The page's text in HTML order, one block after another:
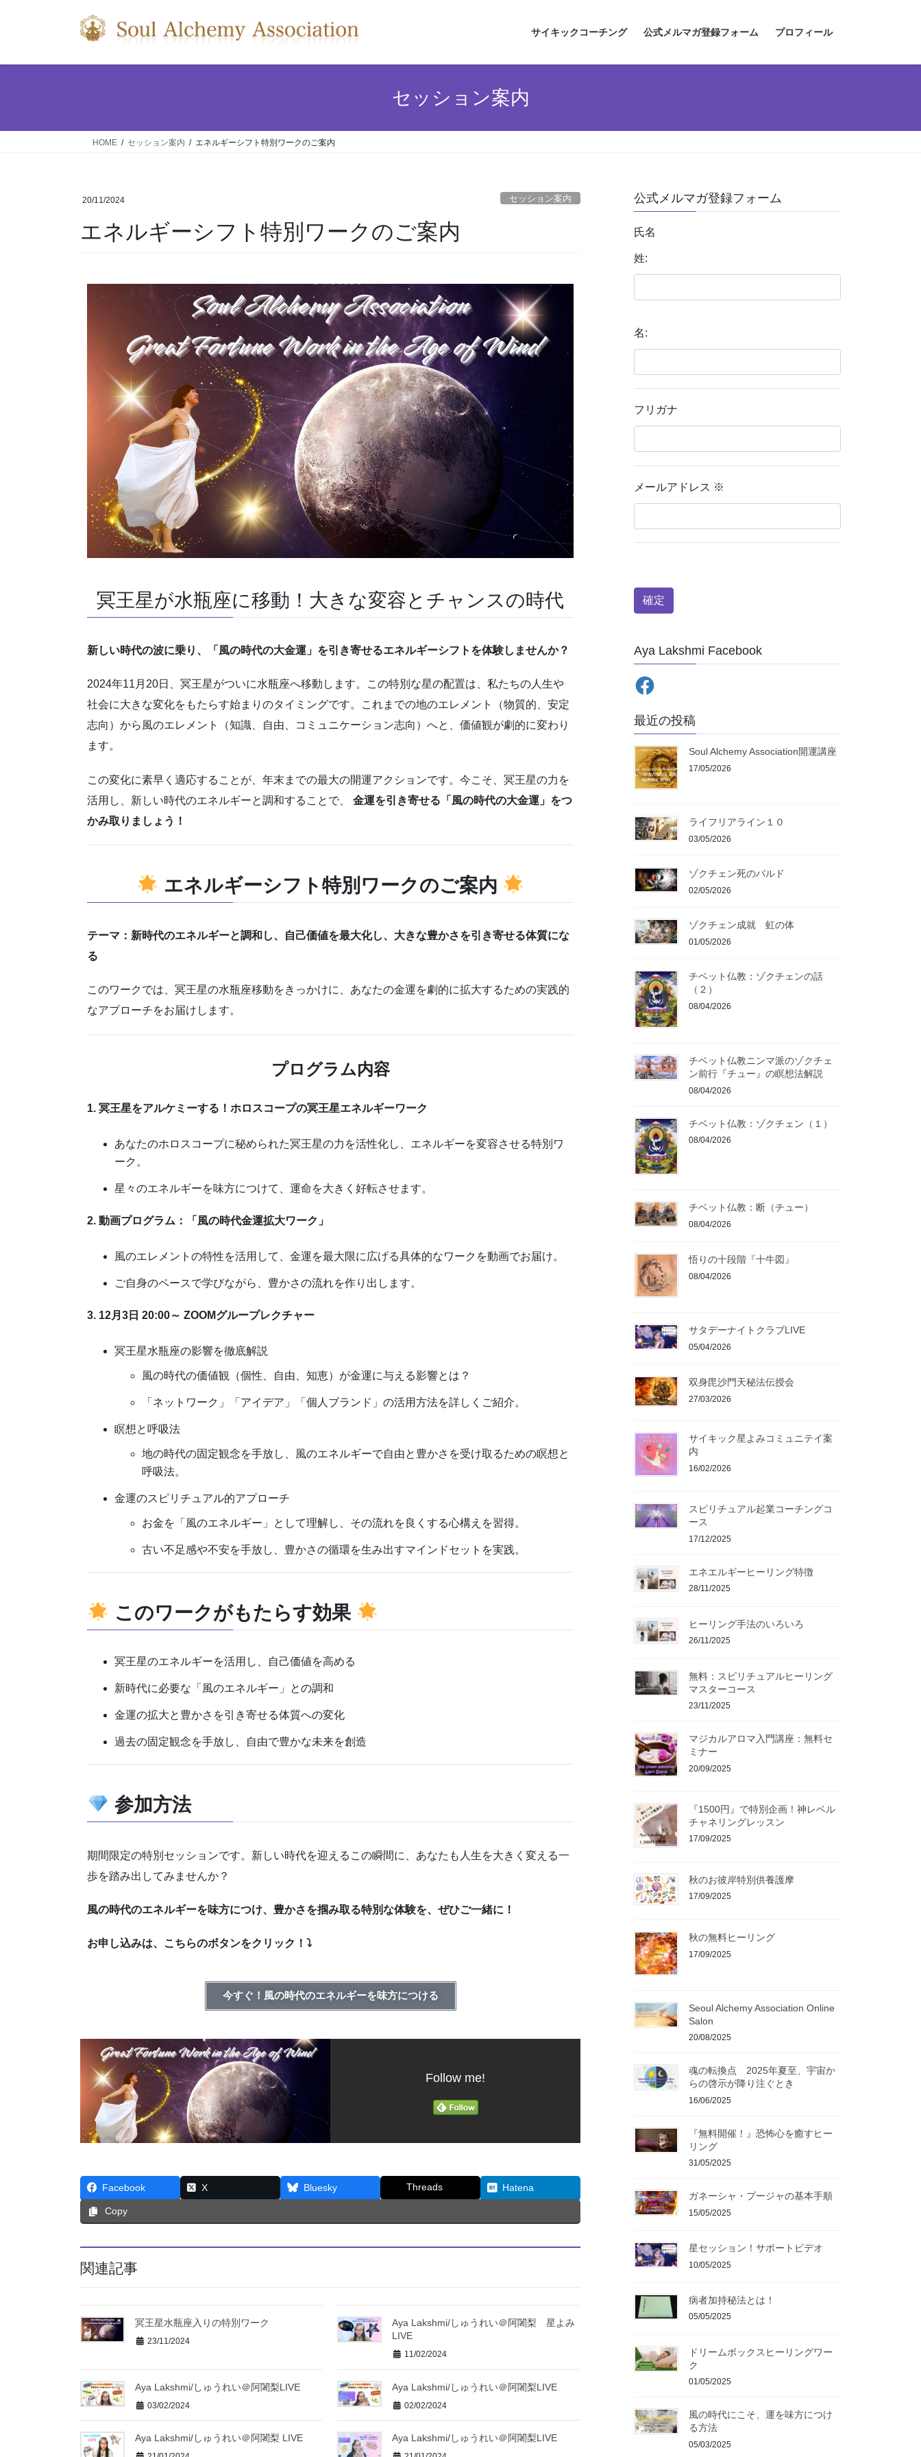
サイキックコーチング 公式メルマガ登録フォーム プロフィール
セッション案内
HOME セッション案内 エネルギーシフト特別ワークのご案内
20/11/2024 セッション案内
エネルギーシフト特別ワークのご案内
冥王星が水瓶座に移動！大きな変容とチャンスの時代
新しい時代の波に乗り、「風の時代の大金運」を引き寄せるエネルギーシフトを体験しませんか？
2024年11月20日、冥王星がついに水瓶座へ移動します。この特別な星の配置は、私たちの人生や
社会に大きな変化をもたらす始まりのタイミングです。これまでの地のエレメント（物質的、安定
志向）から風のエレメント（知識、自由、コミュニケーション志向）へと、価値観が劇的に変わり
ます。
この変化に素早く適応することが、年末までの最大の開運アクションです。今こそ、冥王星の力を
活用し、新しい時代のエネルギーと調和することで、 金運を引き寄せる「風の時代の大金運」をつ
かみ取りましょう！
エネルギーシフト特別ワークのご案内
テーマ：新時代のエネルギーと調和し、自己価値を最大化し、大きな豊かさを引き寄せる体質にな
る
このワークでは、冥王星の水瓶座移動をきっかけに、あなたの金運を劇的に拡大するための実践的
なアプローチをお届けします。
プログラム内容
1. 冥王星をアルケミーする！ホロスコープの冥王星エネルギーワーク
あなたのホロスコープに秘められた冥王星の力を活性化し、エネルギーを変容させる特別ワ
ーク。
星々のエネルギーを味方につけて、運命を大きく好転させます。
2. 動画プログラム：「風の時代金運拡大ワーク」
風のエレメントの特性を活用して、金運を最大限に広げる具体的なワークを動画でお届け。
ご自身のペースで学びながら、豊かさの流れを作り出します。
3. 12月3日 20:00～ ZOOMグループレクチャー
冥王星水瓶座の影響を徹底解説
風の時代の価値観（個性、自由、知恵）が金運に与える影響とは？
「ネットワーク」「アイデア」「個人ブランド」の活用方法を詳しくご紹介。
瞑想と呼吸法
地の時代の固定観念を手放し、風のエネルギーで自由と豊かさを受け取るための瞑想と
呼吸法。
金運のスピリチュアル的アプローチ
お金を「風のエネルギー」として理解し、その流れを良くする心構えを習得。
古い不足感や不安を手放し、豊かさの循環を生み出すマインドセットを実践。
このワークがもたらす効果
冥王星のエネルギーを活用し、自己価値を高める
新時代に必要な「風のエネルギー」との調和
金運の拡大と豊かさを引き寄せる体質への変化
過去の固定観念を手放し、自由で豊かな未来を創造
参加方法
期間限定の特別セッションです。新しい時代を迎えるこの瞬間に、あなたも人生を大きく変える一
歩を踏み出してみませんか？
風の時代のエネルギーを味方につけ、豊かさを掴み取る特別な体験を、ぜひご一緒に！
お申し込みは、こちらのボタンをクリック！⤵
今すぐ！風の時代のエネルギーを味方につける
Follow me!
Facebook X Bluesky Threads Hatena
Copy
関連記事
冥王星水瓶座入りの特別ワーク
23/11/2024
Aya Lakshmi/しゅうれい＠阿闍梨 星よみ
LIVE
11/02/2024
Aya Lakshmi/しゅうれい＠阿闍梨LIVE
03/02/2024
Aya Lakshmi/しゅうれい＠阿闍梨LIVE
02/02/2024
Aya Lakshmi/しゅうれい＠阿闍梨 LIVE Aya Lakshmi/しゅうれい＠阿闍梨LIVE
公式メルマガ登録フォーム
氏名
姓:
名:
フリガナ
メールアドレス ※
Aya Lakshmi Facebook
最近の投稿
Soul Alchemy Association開運講座
17/05/2026
ライフリアライン１０
03/05/2026
ゾクチェン死のバルド
02/05/2026
ゾクチェン成就 虹の体
01/05/2026
チベット仏教：ゾクチェンの話
（２）
08/04/2026
チベット仏教ニンマ派のゾクチェ
ン前行『チュー』の瞑想法解説
08/04/2026
チベット仏教：ゾクチェン（１）
08/04/2026
チベット仏教：断（チュー）
08/04/2026
悟りの十段階『十牛図』
08/04/2026
サタデーナイトクラブLIVE
05/04/2026
双身毘沙門天秘法伝授会
27/03/2026
サイキック星よみコミュニテイ案
内
16/02/2026
スピリチュアル起業コーチングコ
ース
17/12/2025
エネエルギーヒーリング特徴
28/11/2025
ヒーリング手法のいろいろ
26/11/2025
無料：スピリチュアルヒーリング
マスターコース
23/11/2025
マジカルアロマ入門講座：無料セ
ミナー
20/09/2025
『1500円』で特別企画！神レベル
チャネリングレッスン
17/09/2025
秋のお彼岸特別供養護摩
17/09/2025
秋の無料ヒーリング
17/09/2025
Seoul Alchemy Association Online
Salon
20/08/2025
魂の転換点 2025年夏至、宇宙か
らの啓示が降り注ぐとき
16/06/2025
『無料開催！』恐怖心を癒すヒー
リング
31/05/2025
ガネーシャ・プージャの基本手順
15/05/2025
星セッション！サポートビデオ
10/05/2025
病者加持秘法とは！
05/05/2025
ドリームボックスヒーリングワー
ク
01/05/2025
風の時代にこそ、運を味方につけ
る方法
05/03/2025